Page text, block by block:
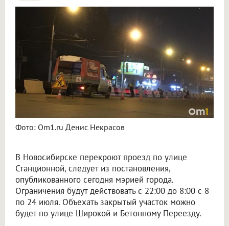
Фото: Om1.ru Денис Некрасов
В Новосибирске перекроют проезд по улице
Станционной, следует из постановления,
опубликованного сегодня мэрией города.
Ограничения будут действовать с 22:00 до 8:00 с 8
по 24 июля. Объехать закрытый участок можно
будет по улице Широкой и Бетонному Переезду.